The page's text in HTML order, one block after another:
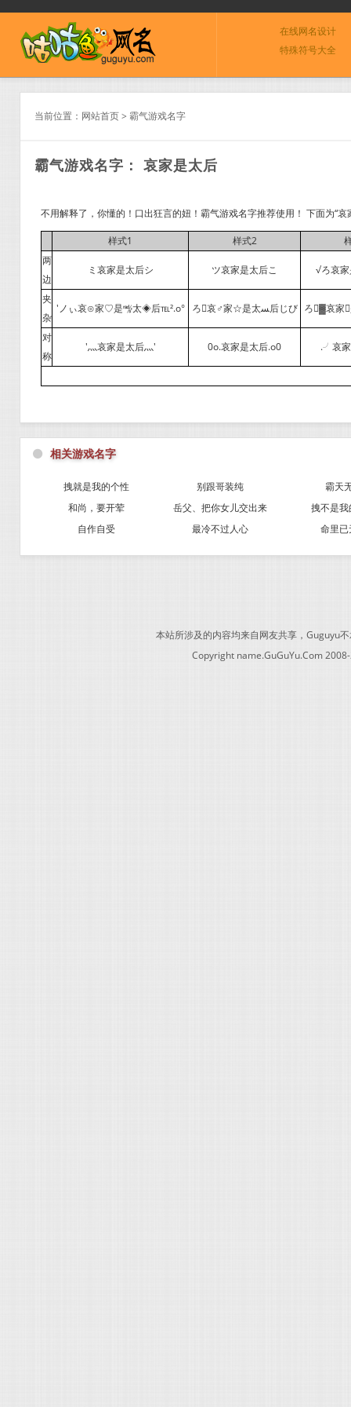
在线网名设计
特殊符号大全
当前位置： 网站首页> 霸气游戏名字
霸气游戏名字： 哀家是太后
不用解释了，你懂的！口出狂言的妞！霸气游戏名字推荐使用！ 下面为“
样式1 样式2
两
边
ミ哀家是太后シ ツ哀家是太后こ √ろ哀
夹
杂
′ノぃ哀⊙家♡是㎯太◈后℡².o° ろ哀♂家☆是太ﺴ后じび ろ▓哀家
对
称
′灬哀家是太后灬′ 0o.哀家是太后.o0 .╯哀
⚫ 相关游戏名字
拽就是我的个性 别跟哥装纯
霸天
和尚，要开荤
岳父、把你女儿交出来
拽不是
自作自受
最冷不过人心 命里已
本站所涉及的内容均来自网友共享，Guguyu
Copyright name.GuGuYu.Com